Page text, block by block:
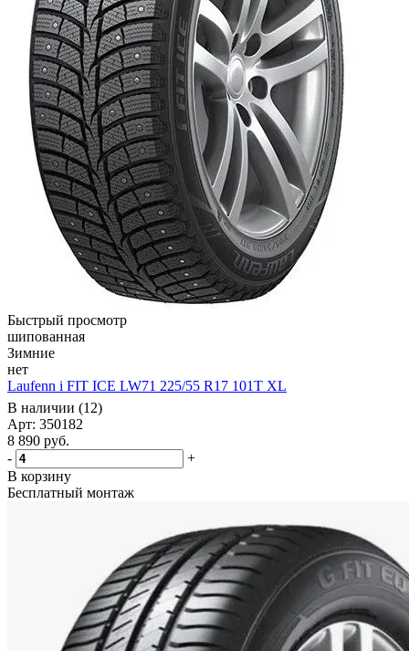
Быстрый просмотр
шипованная
Зимние
нет
Laufenn i FIT ICE LW71 225/55 R17 101T XL
В наличии (12)
Арт: 350182
8 890 руб.
-
+
В корзину
Бесплатный монтаж